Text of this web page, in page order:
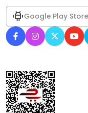
Google Play Store